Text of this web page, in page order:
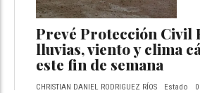
Prevé Protección Civil
lluvias, viento y clima
este fin de semana
CHRISTIAN DANIEL RODRIGUEZ RÍOS Estado